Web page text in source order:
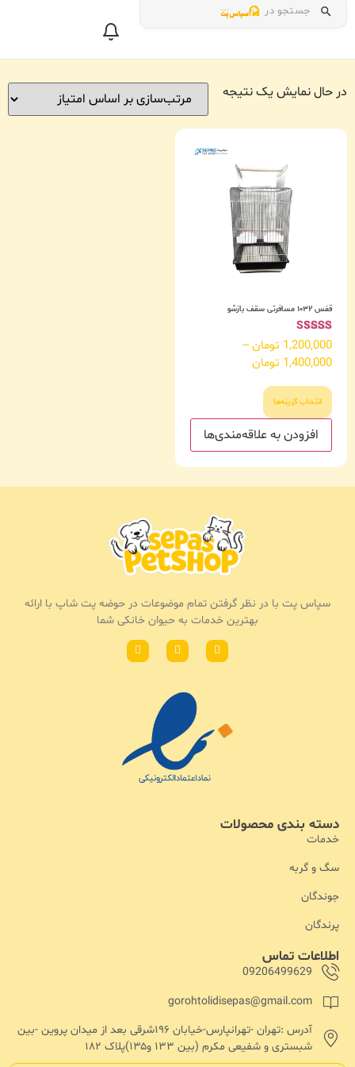
جستجو در
در حال نمایش یک نتیجه
قفس ۱۰۳۲ مسافرتی سقف بازشو
امتیاز
5.00
از 5
1,200,000 تومان–
1,400,000 تومان
انتخاب گزینه‌ها
افزودن به علاقه‌مندی‌ها
اطلاعات تماس
09206499629
gorohtolidisepas@gmail.com
آدرس :تهران -تهرانپارس-خیابان ۱۹۶شرقی بعد از میدان پروین -بین
شبستری و شفیعی مکرم (بین ۱۳۳ و۱۳۵)پلاک ۱۸۲
دسته بندی محصولات
خدمات
سگ و گربه
جوندگان
پرندگان
سپاس پت با در نظر گرفتن تمام موضوعات در حوضه پت شاپ با ارائه
بهترین خدمات به حیوان خانکی شما